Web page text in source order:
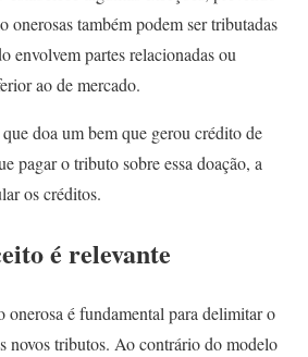
onerosas também podem ser tributadas
envolvem partes relacionadas ou
ao de mercado.
doa um bem que gerou crédito de
pagar o tributo sobre essa doação, a
os créditos.
é relevante
onerosa é fundamental para delimitar o
novos tributos. Ao contrário do modelo